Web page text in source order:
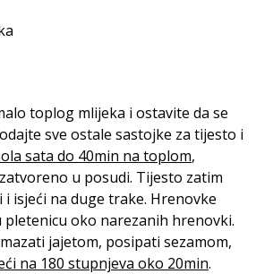
toplog mlijeka i ostavite da se
sve ostale sastojke za tijesto i
sata do 40min na toplom,
u posudi. Tijesto zatim
isjeći na duge trake. Hrenovke
oko narezanih hrenovki.
jajetom, posipati sezamom,
na 180 stupnjeva oko 20min.